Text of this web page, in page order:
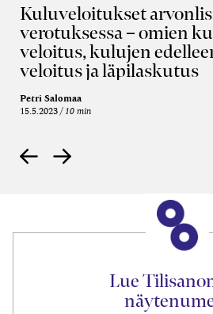
Kulu­veloitukset
verotuksessa – omien
veloitus, kulujen
veloitus ja läpi­laskutus
Petri Salomaa
15.5.2023 10 min
Lue